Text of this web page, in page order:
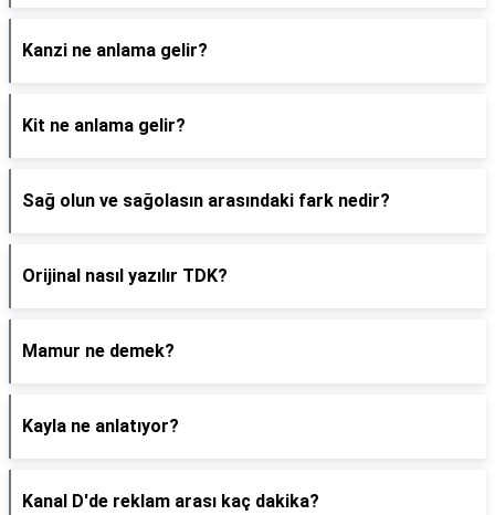
Kanzi ne anlama gelir?
Kit ne anlama gelir?
Sağ olun ve sağolasın arasındaki fark nedir?
Orijinal nasıl yazılır TDK?
Mamur ne demek?
Kayla ne anlatıyor?
Kanal D'de reklam arası kaç dakika?